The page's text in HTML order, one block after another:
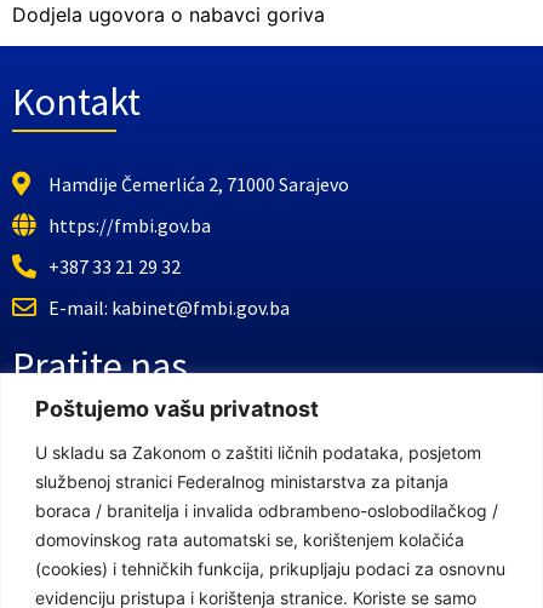
Poštujemo vašu privatnost
U skladu sa Zakonom o zaštiti ličnih podataka, posjetom
službenoj stranici Federalnog ministarstva za pitanja
boraca / branitelja i invalida odbrambeno-oslobodilačkog /
domovinskog rata automatski se, korištenjem kolačića
(cookies) i tehničkih funkcija, prikupljaju podaci za osnovnu
evidenciju pristupa i korištenja stranice. Koriste se samo
Dodjela ugovora o nabavci goriva
Kontakt
Hamdije Čemerlića 2, 71000 Sarajevo
https://fmbi.gov.ba
+387 33 21 29 32
E-mail: kabinet@fmbi.gov.ba
Pratite nas
Facebook Stranica
Youtube Kanal
Linkovi